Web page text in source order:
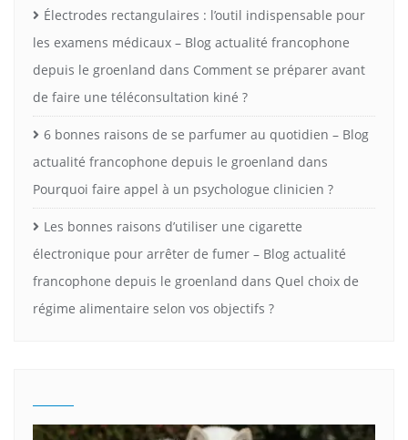
Électrodes rectangulaires : l’outil indispensable pour
les examens médicaux – Blog actualité francophone
depuis le groenland dans Comment se préparer avant
de faire une téléconsultation kiné ?
6 bonnes raisons de se parfumer au quotidien – Blog
actualité francophone depuis le groenland dans
Pourquoi faire appel à un psychologue clinicien ?
Les bonnes raisons d’utiliser une cigarette
électronique pour arrêter de fumer – Blog actualité
francophone depuis le groenland dans Quel choix de
régime alimentaire selon vos objectifs ?